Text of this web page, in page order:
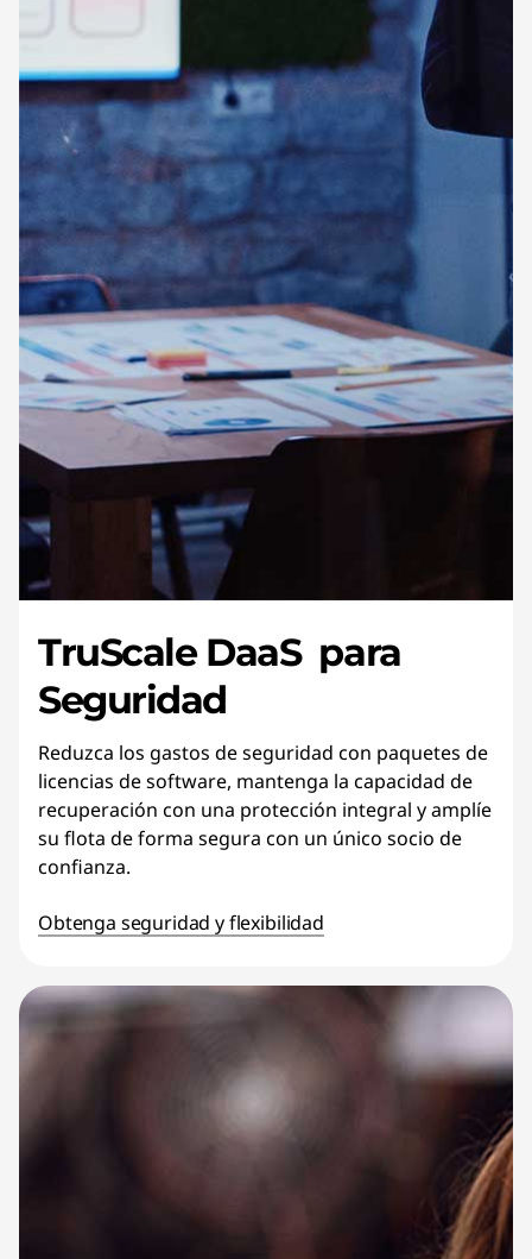
TruScale DaaS para
Seguridad
Reduzca los gastos de seguridad con paquetes de
licencias de software, mantenga la capacidad de
recuperación con una protección integral y amplíe
su flota de forma segura con un único socio de
confianza.
Obtenga seguridad y flexibilidad